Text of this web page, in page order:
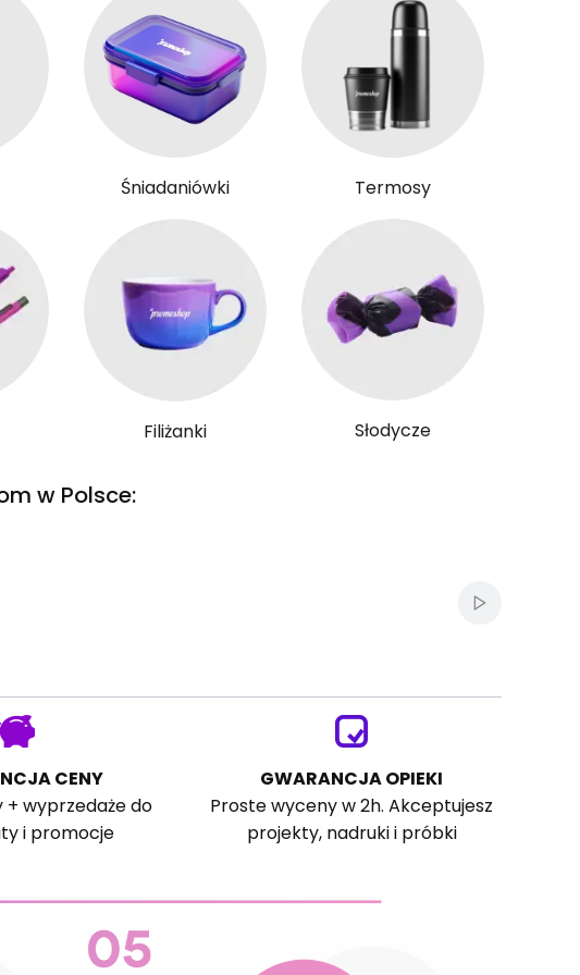
Śniadaniówki Termosy
Filiżanki Słodycze
w Polsce:
Włącz
CENY
+ wyprzedaże do
i promocje
GWARANCJA OPIEKI
Proste wyceny w 2h. Akceptujesz
projekty, nadruki i próbki